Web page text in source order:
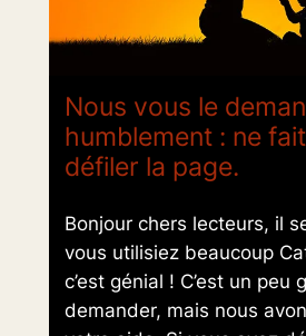
Nous vous le
humblement : ne
défiler la page.
Bonjour chers lecteurs, il
vous utilisiez beaucoup
c’est génial ! C’est un peu
demander, mais nous